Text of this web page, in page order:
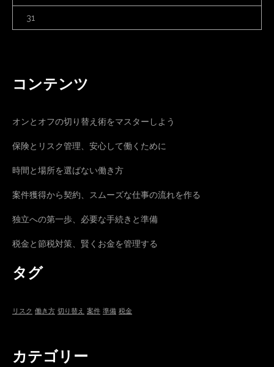
31
コンテンツ
オンとオフの切り替え術をマスターしよう
保険とリスク管理、安心して働くために
時間と場所を選ばない働き方
案件獲得から契約、スムーズな仕事の流れを作る
独立への第一歩、必要な手続きと準備
税金と節税対策、賢くお金を管理する
タグ
リスク 働き方 切り替え 案件 準備 税金
カテゴリー